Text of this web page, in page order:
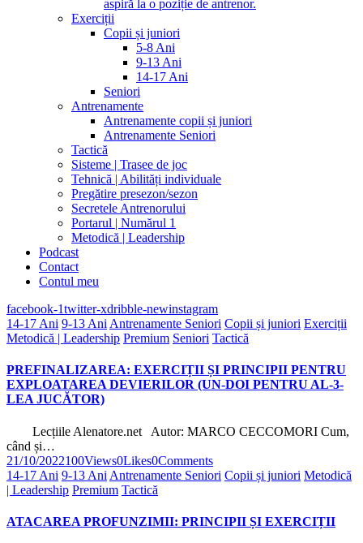
aspiră la o poziție de antrenor.
Exerciții
Copii și juniori
5-8 Ani
9-13 Ani
14-17 Ani
Seniori
Antrenamente
Antrenamente copii și juniori
Antrenamente Seniori
Tactică
Sisteme | Trasee de joc
Tehnică | Abilități individuale
Pregătire presezon/sezon
Secretele Antrenorului
Portarul | Numărul 1
Metodică | Leadership
Podcast
Contact
Contul meu
facebook-1twitter-xdribble-newinstagram
14-17 Ani 9-13 Ani Antrenamente Seniori Copii și juniori Exerciții
Metodică | Leadership Premium Seniori Tactică
PREFINALIZAREA: EXERCIȚII ȘI PRINCIPII PENTRU
EXPLOATAREA DEVIERILOR (UN-DOI PENTRU AL-3-
LEA JUCĂTOR)
Lecțiile Alenatore.net Autor: MARCO CECCOMORI Cum,
când și…
21/10/2022100Views0Likes0Comments
14-17 Ani 9-13 Ani Antrenamente Seniori Copii și juniori Metodică
| Leadership Premium Tactică
ATACAREA PROFUNZIMII: PRINCIPII ȘI EXERCIȚII